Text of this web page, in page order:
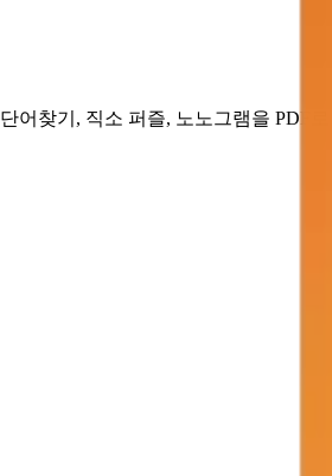
어찾기, 직소 퍼즐, 노노그램을 PDF로